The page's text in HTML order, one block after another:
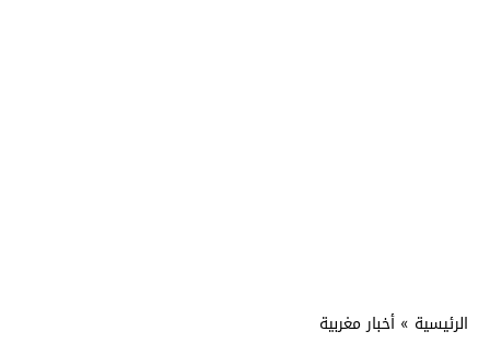
الرئيسية » أخبار مغربية